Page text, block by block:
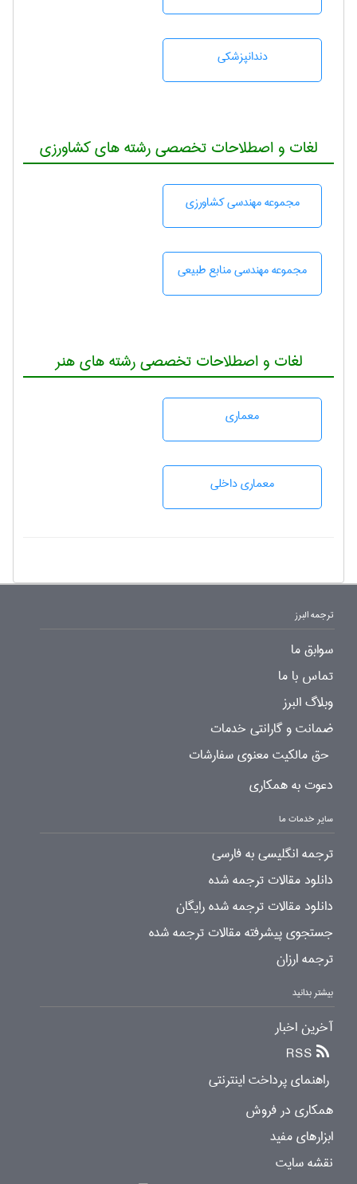
دندانپزشكی
لغات و اصطلاحات تخصصی رشته های کشاورزی
مجموعه مهندسی كشاورزی
مجموعه مهندسی منابع طبيعی
لغات و اصطلاحات تخصصی رشته های هنر
معماری
معماری داخلی
ترجمه البرز
سوابق ما
تماس با ما
وبلاگ البرز
ضمانت و گارانتی خدمات
حق مالکیت معنوی سفارشات
دعوت به همکاری
سایر خدمات ما
ترجمه انگلیسی به فارسی
دانلود مقالات ترجمه شده
دانلود مقالات ترجمه شده رایگان
جستجوی پیشرفته مقالات ترجمه شده
ترجمه ارزان
بیشتر بدانید
آخرین اخبار
RSS
راهنمای پرداخت اینترنتی
همکاری در فروش
ابزارهای مفید
نقشه سایت